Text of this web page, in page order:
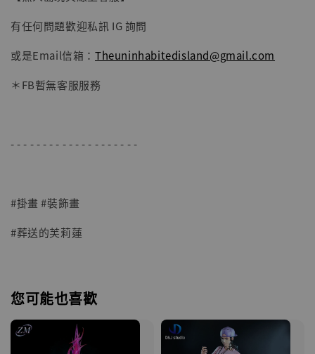
有任何問題歡迎私訊 IG 詢問
或是Email信箱： Theuninhabitedisland@gmail.com
＊FB暫無客服服務
- - - - - - - - - - - - - - - - - - - -
#掛畫 #裝飾畫
#葬送的芙莉蓮
您可能也喜歡